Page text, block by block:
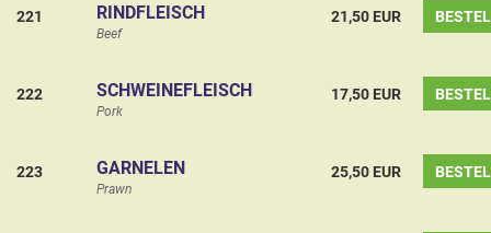
221 RINDFLEISCH
Beef
21,50 EUR
222 SCHWEINEFLEISCH
Pork
17,50 EUR
223 GARNELEN
Prawn
25,50 EUR